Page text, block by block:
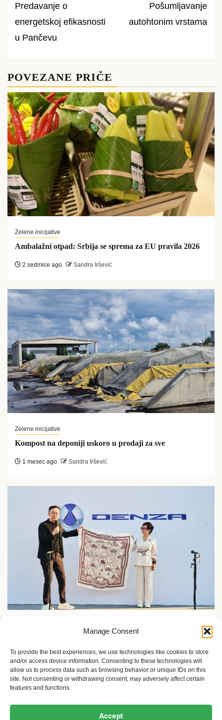
Manage Consent
To provide the best experiences, we use technologies like cookies to store
and/or access device information. Consenting to these technologies will
allow us to process data such as browsing behavior or unique IDs on this
site. Not consenting or withdrawing consent, may adversely affect certain
features and functions.
Accept
Post
navigation
Predavanje o
energetskoj efikasnosti
u Pančevu
Pošumljavanje
autohtonim vrstama
POVEZANE PRIČE
Zelene inicijative
Ambalažni otpad: Srbija se sprema za EU pravila 2026
2 sedmice ago Sandra Iršević
Zelene inicijative
Kompost na deponiji uskoro u prodaji za sve
1 mesec ago Sandra Iršević
minuta?
2 meseca ago Sandra Iršević
Ekologija i održivost